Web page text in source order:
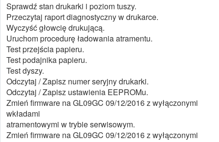
Sprawdź stan drukarki i poziom tuszy.
Przeczytaj raport diagnostyczny w drukarce.
Wyczyść głowcię drukującą.
Uruchom procedurę ładowania atramentu.
Test przejścia papieru.
Test podajnika papieru.
Test dyszy.
Odczytaj / Zapisz numer seryjny drukarki.
Odczytaj / Zapisz ustawienia EEPROMu.
Zmień firmware na GL09GC 09/12/2016 z wyłączonymi
wkładami
atramentowymi w trybie serwisowym.
Zmień firmware na GL09GC 09/12/2016 z wyłączonymi